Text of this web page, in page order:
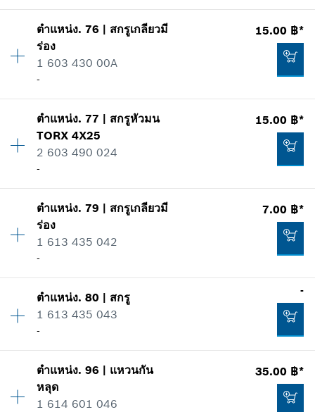
15.00 ฿*
ราคาทั้งหมดไม่รวมภาษีมูลค่าเพิ่ม
แสดงในรูป
82.00 ฿*
ราคาทั้งหมดไม่รวมภาษีมูลค่าเพิ่ม
ปริมาณ 1
ราคากลุ่ม
ข้อมูลชิ้นส่วนอะไหล่
แสดงในรูป
20.00 ฿*
ราคาทั้งหมดไม่รวมภาษีมูลค่าเพิ่ม
ตำแหน่ง.76 | สกรูเกลียวมี
ร่อง
1 603 430 00A
-
15.00 ฿*
ปริมาณ 4
ราคากลุ่ม:10
ข้อมูลชิ้นส่วนอะไหล่
แสดงในรูป
15.00 ฿*
ราคาทั้งหมดไม่รวมภาษีมูลค่าเพิ่ม
ตำแหน่ง.77 | สกรูหัวมน
TORX 4X25
2 603 490 024
-
15.00 ฿*
ปริมาณ 3
ราคากลุ่ม
ข้อมูลชิ้นส่วนอะไหล่
แสดงในรูป
15.00 ฿*
*
ตำแหน่ง.79 | สกรูเกลียวมี
ร่อง
1 613 435 042
-
7.00 ฿*
ปริมาณ 4
ราคากลุ่ม: 10
รายการการใช้
แสดงในรูป
ตำแหน่ง.80 | สกรู
1 613 435 043
-
-
ปริมาณ 2
ราคากลุ่ม
ข้อมูลชิ้นส่วนอะไหล่
ตำแหน่ง.96 | แหวนกัน
หลุด
1 614 601 046
35.00 ฿*